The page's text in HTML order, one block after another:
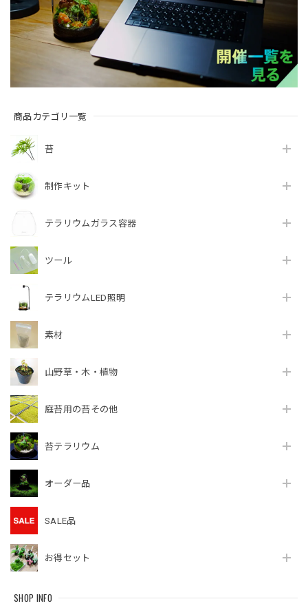
商品カテゴリ一覧
苔
制作キット
テラリウムガラス容器
ツール
テラリウムLED照明
素材
山野草・木・植物
庭苔用の苔その他
苔テラリウム
オーダー品
SALE品
お得セット
SHOP INFO